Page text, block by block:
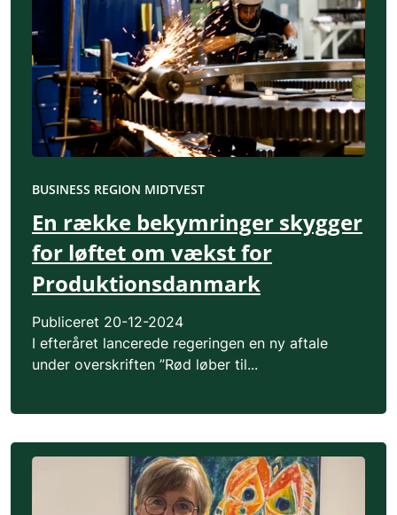
BUSINESS REGION MIDTVEST
En række bekymringer skygger
for løftet om vækst for
Produktionsdanmark
Publiceret 20-12-2024
I efteråret lancerede regeringen en ny aftale
under overskriften ”Rød løber til...